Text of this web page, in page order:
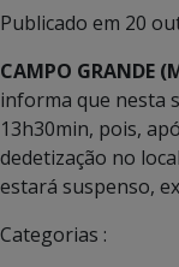
Publicado em 20
CAMPO GRANDE
informa que nesta
13h30min, pois,
dedetização no
estará suspenso,
Categorias :